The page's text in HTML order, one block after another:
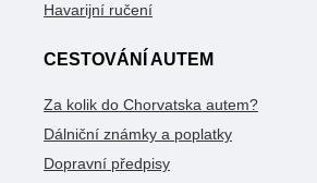
Havarijní ručení
CESTOVÁNÍ AUTEM
Za kolik do Chorvatska autem?
Dálniční známky a poplatky
Dopravní předpisy